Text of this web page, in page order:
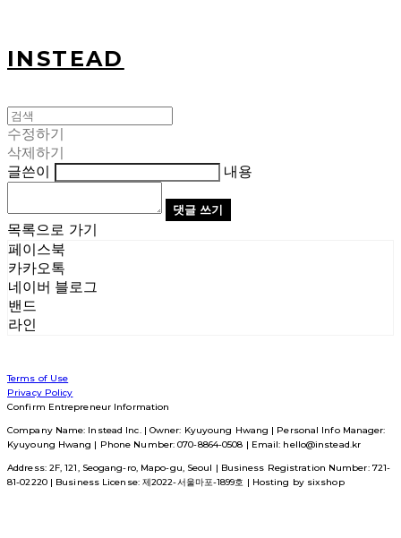
INSTEAD
수정하기
삭제하기
글쓴이
내용
댓글 쓰기
목록으로 가기
페이스북
카카오톡
네이버 블로그
밴드
라인
Terms of Use
Privacy Policy
Confirm Entrepreneur Information
Company Name: Instead Inc. | Owner: Kyuyoung Hwang | Personal Info Manager:
Kyuyoung Hwang | Phone Number: 070-8864-0508 | Email: hello@instead.kr
Address: 2F, 121, Seogang-ro, Mapo-gu, Seoul | Business Registration Number: 721-
81-02220| Business License: 제2022-서울마포-1899호 | Hosting by sixshop